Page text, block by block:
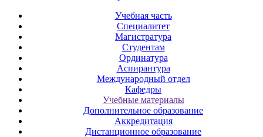
Учебная часть
Специалитет
Магистратура
Студентам
Ординатура
Аспирантура
Международный отдел
Кафедры
Учебные материалы
Дополнительное образование
Аккредитация
Дистанционное образование